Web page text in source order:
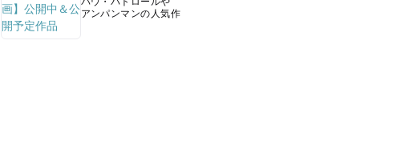
アンパンマンの人気作